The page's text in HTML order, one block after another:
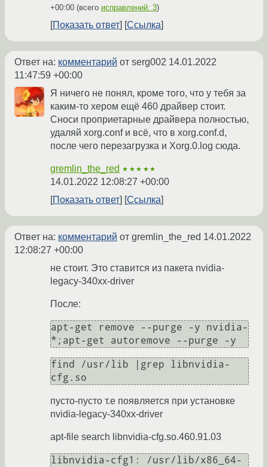
+00:00 (всего исправлений: 3)
Показать ответ Ссылка
Ответ на: комментарий от serg002 14.01.2022
11:47:59 +00:00
Я ничего не понял, кроме того, что у тебя за
каким-то хером ещё 460 драйвер стоит.
Сноси проприетарные драйвера полностью,
удаляй xorg.conf и всё, что в xorg.conf.d,
после чего перезагрузка и Xorg.0.log сюда.
gremlin_the_red ★★★★★
14.01.2022 12:08:27 +00:00
Показать ответ
Ссылка
Ответ на: комментарий от gremlin_the_red 14.01.2022
12:08:27 +00:00
не стоит. Это ставится из пакета nvidia-
legacy-340xx-driver
После:
apt-get remove --purge -y nvidia-
find /usr/lib |grep libnvidia-
пусто-пусто т.е появляется при установке
nvidia-legacy-340xx-driver
apt-file search libnvidia-cfg.so.460.91.03
libnvidia-cfg1: /usr/lib/x86_64-